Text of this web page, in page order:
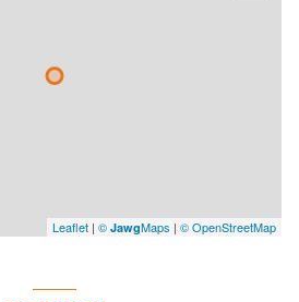
Leaflet | © JawgMaps | © OpenStreetMap